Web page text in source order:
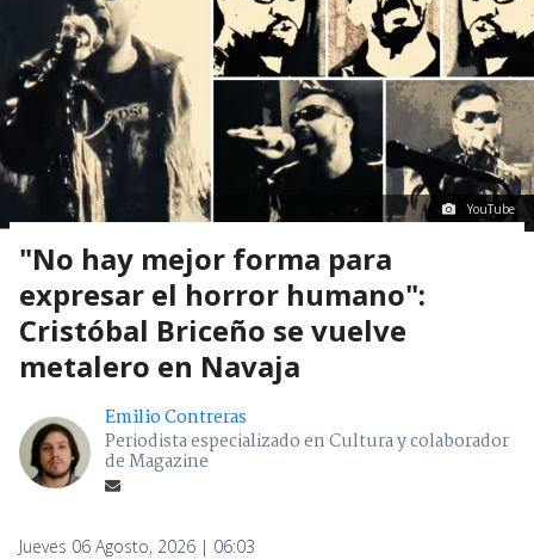
YouTube
"No hay mejor forma para
expresar el horror humano":
Cristóbal Briceño se vuelve
metalero en Navaja
Emilio Contreras
Periodista especializado en Cultura y colaborador
de Magazine
Jueves 06 Agosto, 2026 | 06:03